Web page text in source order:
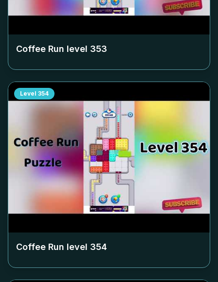
Coffee Run level 353
Level 354
Coffee Run level 354